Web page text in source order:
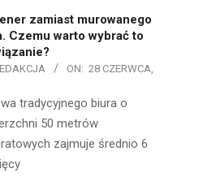
zamiast murowanego
Czemu warto wybrać to
ON: 28 CZERWCA,
tradycyjnego biura o
50 metrów
zajmuje średnio 6